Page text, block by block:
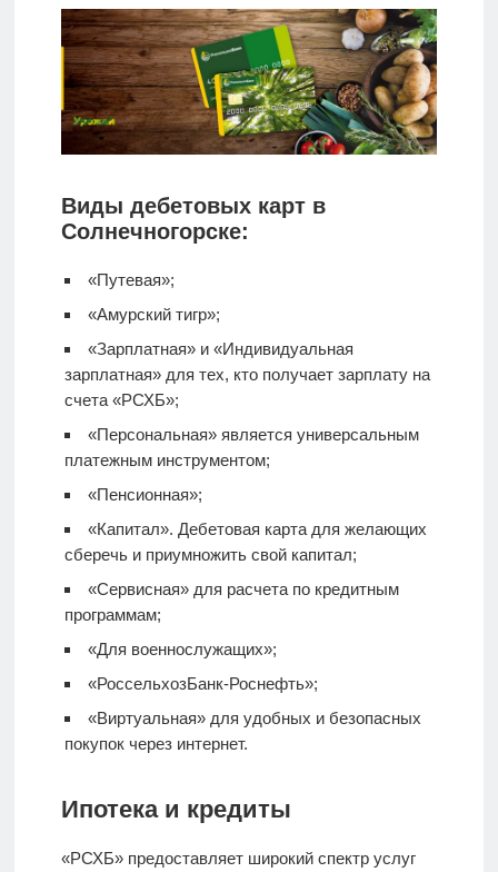
Виды дебетовых карт в
Солнечногорске:
«Путевая»;
«Амурский тигр»;
«Зарплатная» и «Индивидуальная
зарплатная» для тех, кто получает зарплату на
счета «РСХБ»;
«Персональная» является универсальным
платежным инструментом;
«Пенсионная»;
«Капитал». Дебетовая картадля желающих
сберечь и приумножить свой капитал;
«Сервисная» для расчета по кредитным
программам;
«Для военнослужащих»;
«РоссельхозБанк-Роснефть»;
«Виртуальная» для удобных и безопасных
покупок через интернет.
Ипотека и кредиты
«РСХБ» предоставляет широкий спектр услуг